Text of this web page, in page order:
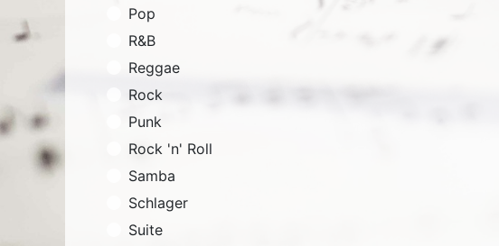
Pop
R&B
Reggae
Rock
Punk
Rock 'n' Roll
Samba
Schlager
Suite